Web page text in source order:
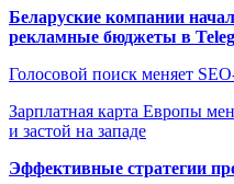
Беларуские компании
рекламные бюджеты в
Голосовой поиск меняет
Зарплатная карта Европы
и застой на западе
Эффективные стратегии